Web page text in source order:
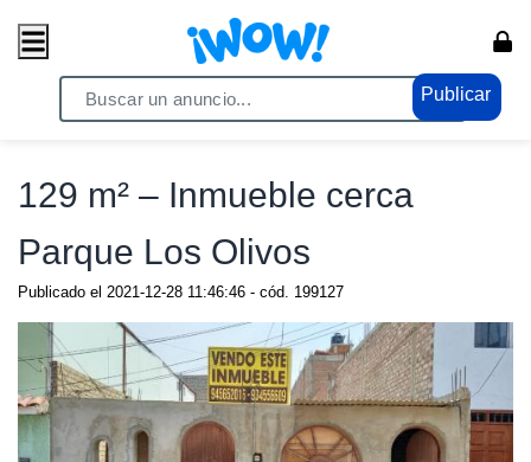
Publicar
/ Propiedades / Casas
129 m² – Inmueble cerca
Parque Los Olivos
Publicado el 2021-12-28 11:46:46 - cód. 199127